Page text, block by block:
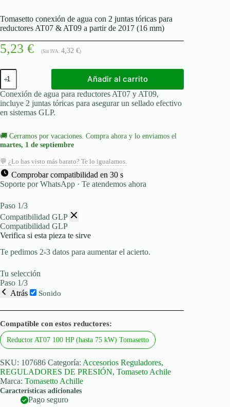
Tomasetto conexión de agua con 2 juntas tóricas para
reductores AT07 & AT09 a partir de 2017 (16 mm)
5,23 € (Sin IVA: 4,32 €)
Tomasetto
conexión
de
agua
con
2
tóricas
para
AT07
&
AT09
a
de
2017
(16
mm)
cantidad
Añadir al carrito
Conexión de agua para reductores AT07 y AT09,
incluye 2 juntas tóricas para asegurar un sellado efectivo
en sistemas GLP.
🚚 Cerramos por vacaciones. Compra ahora y lo enviamos el
martes, 1 de septiembre
💬 ¿Lo has visto más barato? Te lo igualamos.
Comprobar compatibilidad en 30 s
Soporte por WhatsApp · Te atendemos ahora
Paso 1/3
Compatibilidad GLP
Compatibilidad GLP
Verifica si esta pieza te sirve
Te pedimos 2-3 datos para aumentar el acierto.
Tu selección
Paso 1/3
Atrás
Sonido
Compatible con estos reductores:
Reductor AT07 100 HP (hasta 75 kW) Tomasetto
SKU: 107686 Categoría: Accesorios Reguladores,
REGULADORES DE PRESIÓN, Tomaseto Achile
Marca: Tomasetto Achille
Características adicionales
Pago seguro